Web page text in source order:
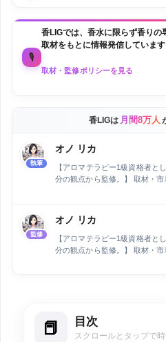
🎙️
香LIGでは、香水に限らず香りの
取材をもとに情報発信しています
取材・監修ポリシーを見る
香LIGは 月間8万人
執筆
オノ リカ
【アロマテラピー1級資格者と
分の観点から監修。】 取材・市
の専門家として活動。長野県在
ショップの管理と同時に、air
す。特に、企業メディアの記
設2ヶ月で予約数を2倍に増加さ
監修
オノ リカ
【アロマテラピー1級資格者と
分の観点から監修。】 取材・市
設2ヶ月で予約数を2倍に増加さ
ングにおける顕著な実績を持ち
目次
スクロールとタップで時